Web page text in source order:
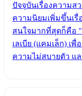
ปัจจุบันเรื่องความส
ความนิยมเพิ่มขึ้นเรื่
สนใจมากที่สุดก็คือ
เลเบีย (แคมเล็ก) เ
ความไม่สบายตัว แ